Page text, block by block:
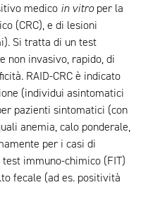
medico in vitroper la
(CRC), e di lesioni
Si tratta di un test
non invasivo, rapido, di
RAID-CRC è indicato
(individui asintomatici
pazienti sintomatici (con
anemia, calo ponderale,
per i casi di
immuno-chimico (FIT)
fecale (ad es. positività